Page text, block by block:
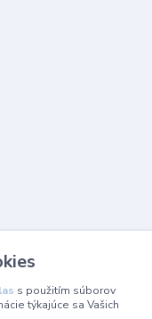
s použitím súborov
týkajúce sa Vašich